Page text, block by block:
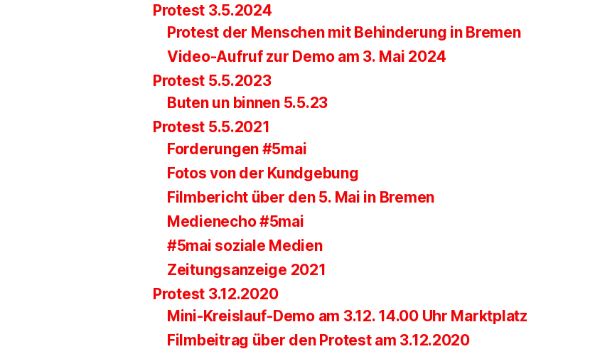
Protest 3.5.2024
Protest der Menschen mit Behinderung in Bremen
Video-Aufruf zur Demo am 3. Mai 2024
Protest 5.5.2023
Buten un binnen 5.5.23
Protest 5.5.2021
Forderungen #5mai
Fotos von der Kundgebung
Filmbericht über den 5. Mai in Bremen
Medienecho #5mai
#5mai soziale Medien
Zeitungsanzeige 2021
Protest 3.12.2020
Mini-Kreislauf-Demo am 3.12. 14.00 Uhr Marktplatz
Filmbeitrag über den Protest am 3.12.2020